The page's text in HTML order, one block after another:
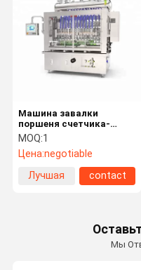
Машина завалки
поршеня счетчика-
расходомера Huituo
автоматическая для
антисептиков,
дезинфицирующего
MOQ:1
Цена:negotiable
Лучшая
contact
Мы